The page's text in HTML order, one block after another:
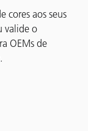
cores aos seus
valide o
OEMs de